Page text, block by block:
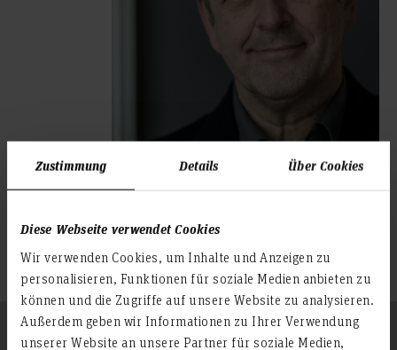
Zustimmung Details Über Cookies
Diese Webseite verwendet Cookies
Wir verwenden Cookies, um Inhalte und Anzeigen zu
personalisieren, Funktionen für soziale Medien anbieten zu
können und die Zugriffe auf unsere Website zu analysieren.
Außerdem geben wir Informationen zu Ihrer Verwendung
unserer Website an unsere Partner für soziale Medien,
finder
To the top
Follow us